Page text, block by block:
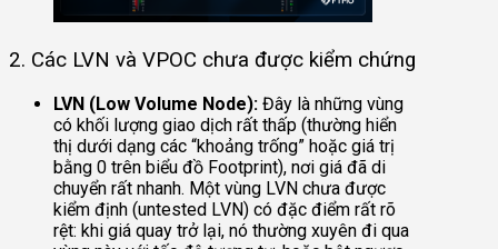
2. Các LVN và VPOC chưa được kiểm chứng
LVN (Low Volume Node): Đây là những vùng
có khối lượng giao dịch rất thấp (thường hiển
thị dưới dạng các “khoảng trống” hoặc giá trị
bằng 0 trên biểu đồ Footprint), nơi giá đã di
chuyển rất nhanh. Một vùng LVN chưa được
kiểm định (untested LVN) có đặc điểm rất rõ
rệt: khi giá quay trở lại, nó thường xuyên đi qua